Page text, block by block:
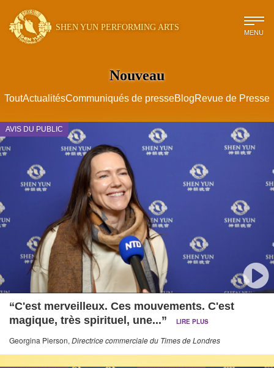
SHEN YUN PERFORMING ARTS MENU
Nouveau
ToutActualitésCommuniqués de presseBlogRevue de Presse
AVIS DU PUBLIC
“C'est merveilleux. Ces mouvements. C'est
magique, très spirituel, une...”
LIRE PLUS
Georgina Pierson, Directrice commerciale du Times de Londres